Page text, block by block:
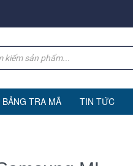
BẢNG TRA MÃ TIN TỨC